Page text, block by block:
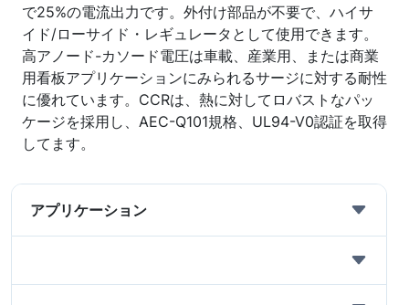
で25%の電流出力です。外付け部品が不要で、ハイサ
イド/ローサイド・レギュレータとして使用できます。
高アノード-カソード電圧は車載、産業用、または商業
用看板アプリケーションにみられるサージに対する耐性
に優れています。CCRは、熱に対してロバストなパッ
ケージを採用し、AEC-Q101規格、UL94-V0認証を取得
してます。
アプリケーション